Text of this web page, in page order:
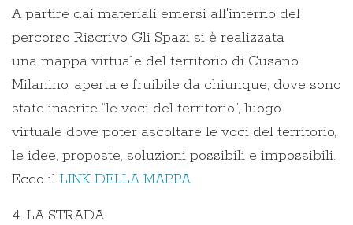
A partire dai materiali emersi all'interno del
percorso Riscrivo Gli Spazi si è realizzata
una mappa virtuale del territorio di Cusano
Milanino, aperta e fruibile da chiunque, dove sono
state inserite “le voci del territorio”, luogo
virtuale dove poter ascoltare le voci del territorio,
le idee, proposte, soluzioni possibili e impossibili.
Ecco il LINK DELLA MAPPA
4. LA STRADA